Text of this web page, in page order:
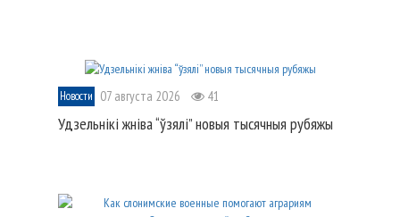
Новости 07 августа 2026 41
Удзельнікі жніва “ўзялі” новыя тысячныя рубяжы